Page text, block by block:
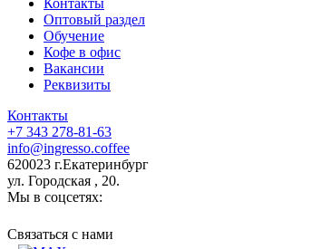
Оптовый раздел
Обучение
Кофе в офис
Вакансии
Реквизиты
Контакты
+7 343 278-81-63
info@ingresso.coffee
620023 г.Екатеринбург
ул. Городская , 20.
Мы в соцсетях:
Связаться c нами